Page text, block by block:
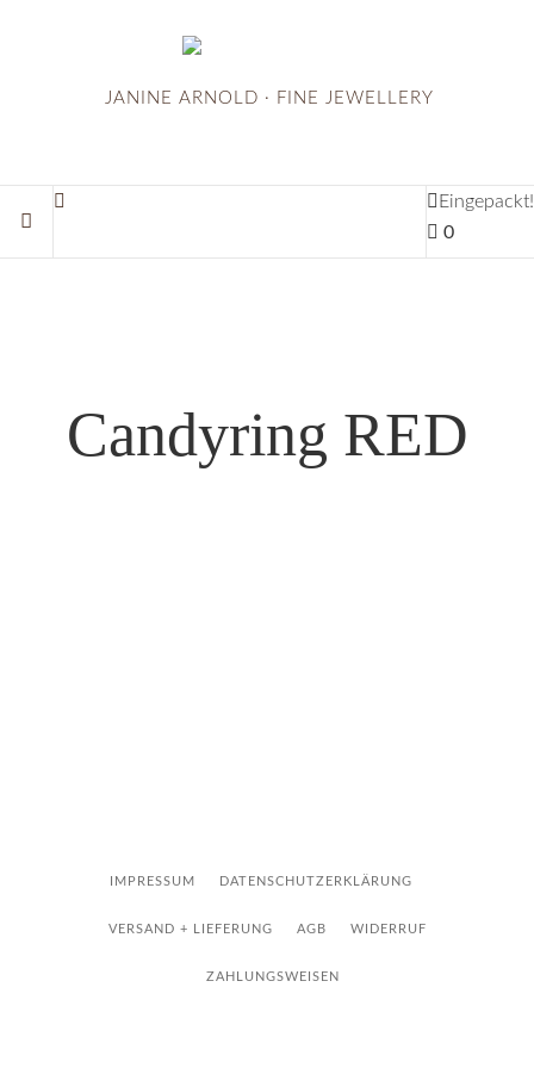
JANINE ARNOLD · FINE JEWELLERY
Eingepackt!
0
Candyring RED
IMPRESSUM DATENSCHUTZERKLÄRUNG
VERSAND + LIEFERUNG AGB WIDERRUF
ZAHLUNGSWEISEN